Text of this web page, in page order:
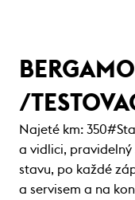
/
Najeté km:
a vidlici, pravidelný
stavu, po každé
a servisem a na